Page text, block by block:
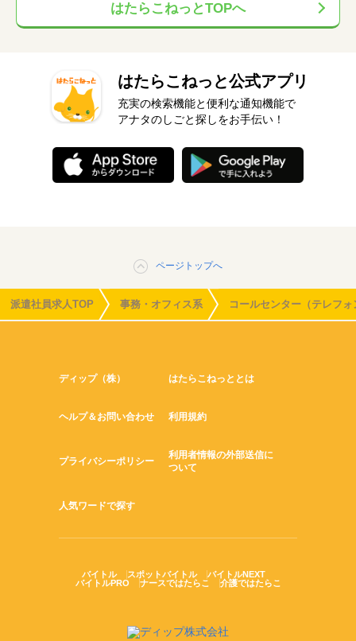
はたらこねっとTOPへ
はたらこねっと公式アプリ
充実の検索機能と便利な通知機能で
アナタのしごと探しをお手伝い！
ページトップへ
派遣社員求人TOP 事務・オフィス系 コールセンター（テレフ
ディップ（株） はたらこねっととは
ヘルプ＆お問い合わせ 利用規約
プライバシーポリシー
利用者情報の外部送信に
ついて
人気ワードで探す
バイトル スポットバイトル
バイトルNEXT
バイトルPRO
ナースではたらこ 介護ではたらこ